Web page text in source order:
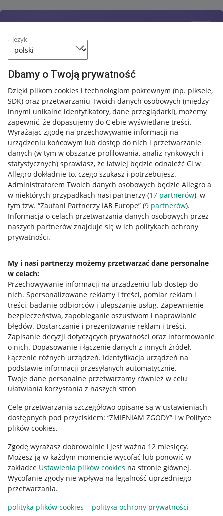
język
Dbamy o Twoją prywatność
Dzięki plikom cookies i technologiom pokrewnym (np. piksele,
SDK) oraz przetwarzaniu Twoich danych osobowych (między
innymi unikalne identyfikatory, dane przeglądarki), możemy
zapewnić, że dopasujemy do Ciebie wyświetlane treści.
Wyrażając zgodę na przechowywanie informacji na
urządzeniu końcowym lub dostęp do nich i przetwarzanie
danych (w tym w obszarze profilowania, analiz rynkowych i
statystycznych) sprawiasz, że łatwiej będzie odnaleźć Ci w
Allegro dokładnie to, czego szukasz i potrzebujesz.
Administratorem Twoich danych osobowych będzie Allegro a
w niektórych przypadkach nasi partnerzy (17 partnerów), w
tym tzw. “Zaufani Partnerzy IAB Europe” (9 partnerów).
Informacja o celach przetwarzania danych osobowych przez
naszych partnerów znajduje się w ich politykach ochrony
prywatności.
My i nasi partnerzy możemy przetwarzać dane personalne
w celach:
Przechowywanie informacji na urządzeniu lub dostęp do
nich. Spersonalizowane reklamy i treści, pomiar reklam i
treści, badanie odbiorców i ulepszanie usług. Zapewnienie
bezpieczeństwa, zapobieganie oszustwom i naprawianie
błędów. Dostarczanie i prezentowanie reklam i treści.
Zapisanie decyzji dotyczących prywatności oraz informowanie
o nich. Dopasowanie i łączenie danych z innych źródeł.
Łączenie różnych urządzeń. Identyfikacja urządzeń na
podstawie informacji przesyłanych automatycznie.
Twoje dane personalne przetwarzamy również w celu
ułatwiania korzystania z naszych stron
Cele przetwarzania szczegółowo opisane są w ustawieniach
dostępnych pod przyciskiem: “ZMIENIAM ZGODY” i w Polityce
plików cookies.
Zgodę wyrażasz dobrowolnie i jest ważna 12 miesięcy.
Możesz ją w każdym momencie wycofać lub ponowić w
zakładce Ustawienia plików cookies na stronie głównej.
Wycofanie zgody nie wpływa na legalność uprzedniego
przetwarzania.
polityka plików cookies
polityka ochrony prywatności
Przydatne informacje
Jak to działa
Allegro Gadane dla sprzedających
Allegro Gadane dla kupujących
Mapa miejscowości
Informacje prawne
Regulamin
Polityka plików "cookies"
Ustawienia plików "cookies"
Udostępnianie lokalizacji
Informacje dla Aktu o Usługach Cyfrowych
Pobierz aplikację